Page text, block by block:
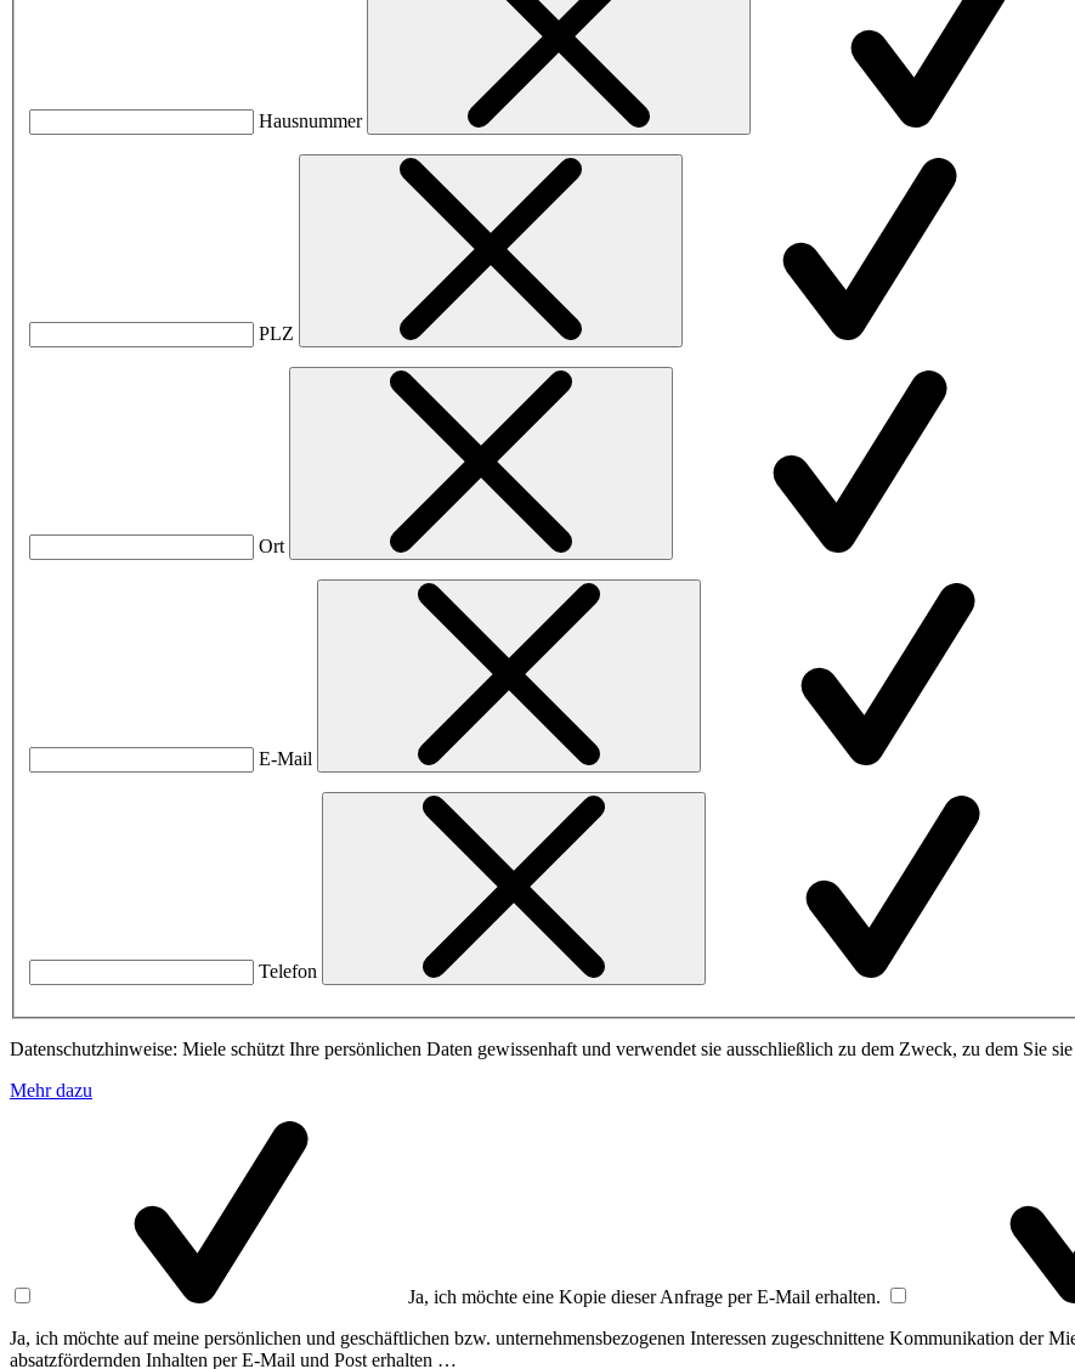
Hausnummer
PLZ
Ort
E-Mail
Telefon
Datenschutzhinweise: Miele schützt Ihre persönlichen Daten gewissenhaft und verwendet sie ausschließlich zu dem Zweck, zu dem Sie
Mehr dazu
Ja, ich möchte eine Kopie dieser Anfrage per E-Mail erhalten.
Ja, ich möchte auf meine persönlichen und geschäftlichen bzw. unternehmensbezogenen Interessen zugeschnittene Kommunikation der
absatzfördernden Inhalten per E-Mail und Post erhalten …